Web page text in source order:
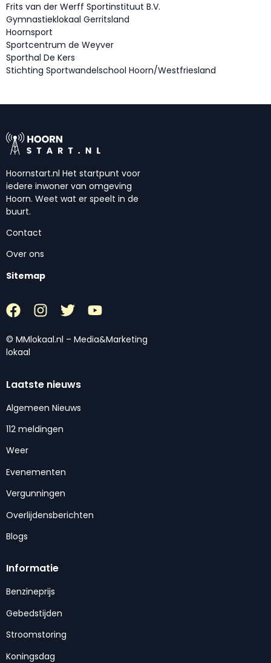
Frits van der Werff Sportinstituut B.V.
Gymnastieklokaal Gerritsland
Hoornsport
Sportcentrum de Weyver
Sporthal De Kers
Stichting Sportwandelschool Hoorn/Westfriesland
Hoornstart.nl Het startpunt voor
iedere inwoner van omgeving
Hoorn. Weet wat er speelt in de
buurt.
Contact
Over ons
Sitemap
© MMlokaal.nl – Media&Marketing
lokaal
Laatste nieuws
Algemeen Nieuws
112 meldingen
Weer
Evenementen
Vergunningen
Overlijdensberichten
Blogs
Informatie
Benzineprijs
Gebedstijden
Stroomstoring
Koningsdag